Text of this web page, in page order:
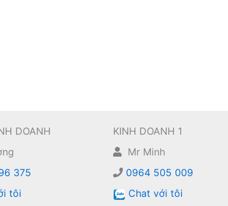
DOANH
375
tôi
KINH DOANH 1
Mr Minh
0964 505 009
Chat với tôi